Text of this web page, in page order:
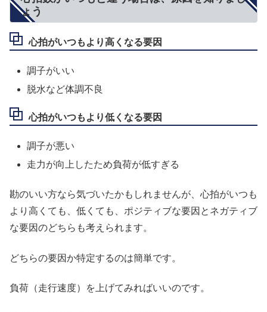
ょう
心拍がいつもより高くなる要因
調子がいい
脱水など体調不良
心拍がいつもより低くなる要因
調子が悪い
走力が向上したため負荷が低すぎる
勘のいい方なら気づいたかもしれませんが、心拍がいつも
より高くても、低くても、ポジティブな要因とネガティブ
な要因のどちらも考えられます。
どちらの要因か特定するのは簡単です。
負荷（走行速度）を上げてみればいいのです。